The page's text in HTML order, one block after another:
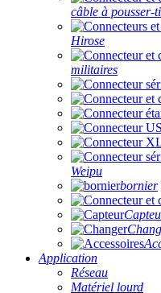
câble à pousser-
Hirose
militaires
Weipu
bornier
Application
Réseau
Matériel lourd